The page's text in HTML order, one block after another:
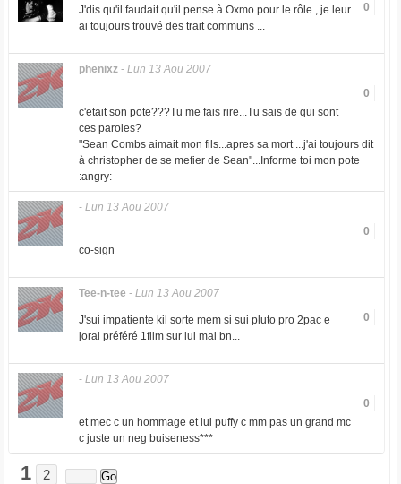
0
J'dis qu'il faudait qu'il pense à Oxmo pour le rôle , je leur
ai toujours trouvé des trait communs ...
phenixz- Lun 13 Aou 2007
0
c'etait son pote???Tu me fais rire...Tu sais de qui sont
ces paroles?
"Sean Combs aimait mon fils...apres sa mort ...j'ai toujours dit
à christopher de se mefier de Sean"...Informe toi mon pote
:angry:
- Lun 13 Aou 2007
0
co-sign
Tee-n-tee - Lun 13 Aou 2007
0
J'sui impatiente kil sorte mem si sui pluto pro 2pac e
jorai préféré 1film sur lui mai bn...
- Lun 13 Aou 2007
0
et mec c un hommage et lui puffy c mm pas un grand mc
c juste un neg buiseness***
1 2